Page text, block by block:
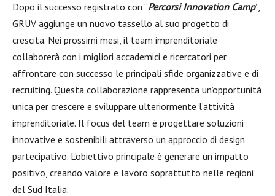
Dopo il successo registrato con “Percorsi Innovation Camp”,
GRUV aggiunge un nuovo tassello al suo progetto di
crescita. Nei prossimi mesi, il team imprenditoriale
collaborerà con i migliori accademici e ricercatori per
affrontare con successo le principali sfide organizzative e di
recruiting. Questa collaborazione rappresenta un’opportunità
unica per crescere e sviluppare ulteriormente l’attività
imprenditoriale. Il focus del team è progettare soluzioni
innovative e sostenibili attraverso un approccio di design
partecipativo. L’obiettivo principale è generare un impatto
positivo, creando valore e lavoro soprattutto nelle regioni
del Sud Italia.